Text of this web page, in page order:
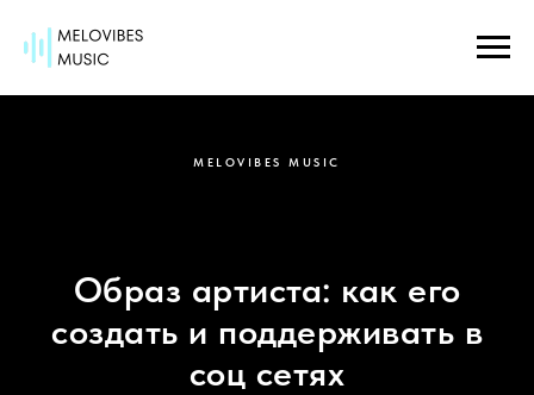
MELOVIBES MUSIC
Образ артиста: как его
создать и поддерживать в
соц сетях